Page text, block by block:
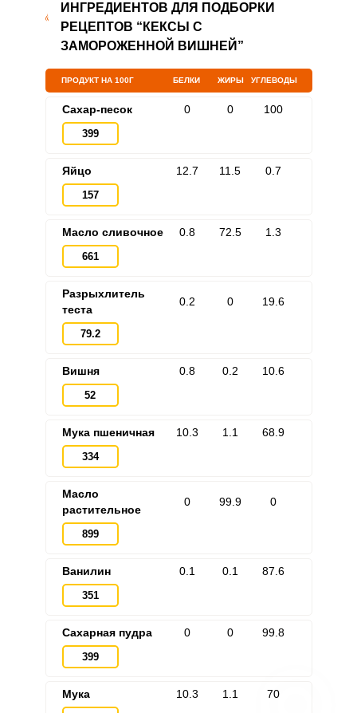
ИНГРЕДИЕНТОВ ДЛЯ ПОДБОРКИ
РЕЦЕПТОВ “КЕКСЫ С
ЗАМОРОЖЕННОЙ ВИШНЕЙ”
ПРОДУКТ НА 100Г БЕЛКИ ЖИРЫ УГЛЕВОДЫ
Сахар-песок
399
0 0 100
Яйцо
157
12.7 11.5 0.7
Масло сливочное
661
0.8 72.5 1.3
Разрыхлитель
теста
79.2
0.2 0 19.6
Вишня
52
0.8 0.2 10.6
Мука пшеничная
334
10.3 1.1 68.9
Масло
растительное
899
0 99.9 0
Ванилин
351
0.1 0.1 87.6
Сахарная пудра
399
0 0 99.8
Мука 10.3 1.1 70
ВХОД НА САЙТ
с помощью социальных сетей: